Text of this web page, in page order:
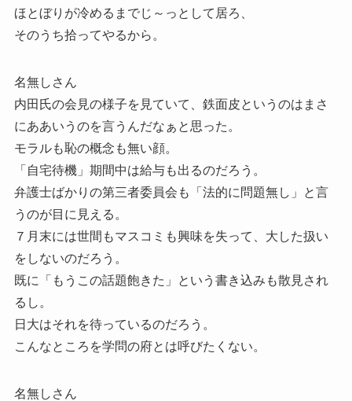
ほとぼりが冷めるまでじ～っとして居ろ、
そのうち拾ってやるから。
名無しさん
内田氏の会見の様子を見ていて、鉄面皮というのはまさ
にああいうのを言うんだなぁと思った。
モラルも恥の概念も無い顔。
「自宅待機」期間中は給与も出るのだろう。
弁護士ばかりの第三者委員会も「法的に問題無し」と言
うのが目に見える。
７月末には世間もマスコミも興味を失って、大した扱い
をしないのだろう。
既に「もうこの話題飽きた」という書き込みも散見され
るし。
日大はそれを待っているのだろう。
こんなところを学問の府とは呼びたくない。
名無しさん